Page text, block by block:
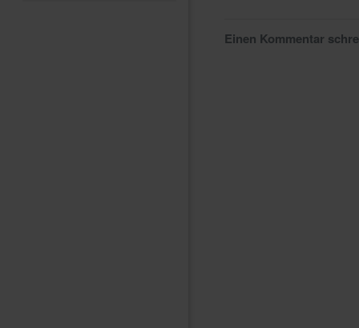
Einen Kommentar